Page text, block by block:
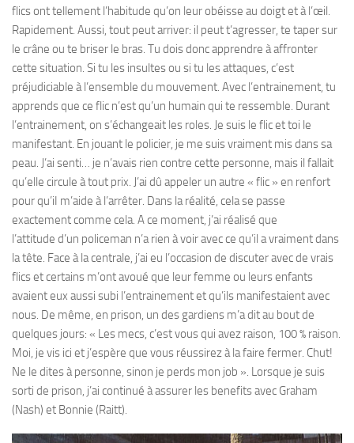
flics ont tellement l’habitude qu’on leur obéisse au doigt et à l’œil.
Rapidement. Aussi, tout peut arriver: il peut t’agresser, te taper sur
le crâne ou te briser le bras. Tu dois donc apprendre à affronter
cette situation. Si tu les insultes ou si tu les attaques, c’est
préjudiciable à l’ensemble du mouvement. Avec l’entrainement, tu
apprends que ce flic n’est qu’un humain qui te ressemble. Durant
l’entrainement, on s’échangeait les roles. Je suis le flic et toi le
manifestant. En jouant le policier, je me suis vraiment mis dans sa
peau. J’ai senti… je n’avais rien contre cette personne, mais il fallait
qu’elle circule à tout prix. J’ai dû appeler un autre « flic » en renfort
pour qu’iI m’aide à l’arrêter. Dans la réalité, cela se passe
exactement comme cela. A ce moment, j’ai réalisé que
l’attitude d’un policeman n’a rien à voir avec ce qu’il a vraiment dans
la tête. Face à la centrale, j’ai eu l’occasion de discuter avec de vrais
flics et certains m’ont avoué que leur femme ou leurs enfants
avaient eux aussi subi l’entrainement et qu’ils manifestaient avec
nous. De même, en prison, un des gardiens m’a dit au bout de
quelques jours: « Les mecs, c’est vous qui avez raison, 100 % raison.
Moi, je vis ici et j’espère que vous réussirez à la faire fermer. Chut!
Ne le dites à personne, sinon je perds mon job ». Lorsque je suis
sorti de prison, j’ai continué à assurer les benefits avec Graham
(Nash) et Bonnie (Raitt).